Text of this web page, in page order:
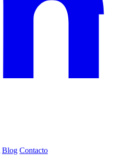
Blog Contacto